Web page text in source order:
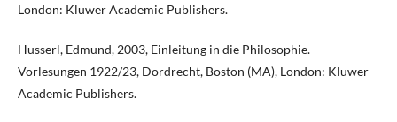
London: Kluwer Academic Publishers.
Husserl, Edmund, 2003, Einleitung in die Philosophie.
Vorlesungen 1922/23, Dordrecht, Boston (MA), London: Kluwer
Academic Publishers.